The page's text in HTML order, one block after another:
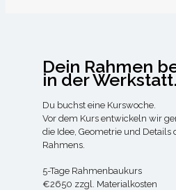
Dein Rahmen
in der Werkstatt.
Du buchst eine Kurswoche.
Vor dem Kurs entwickeln wir
die Idee, Geometrie und Details
Rahmens.
5-Tage Rahmenbaukurs
€2650 zzgl. Materialkosten